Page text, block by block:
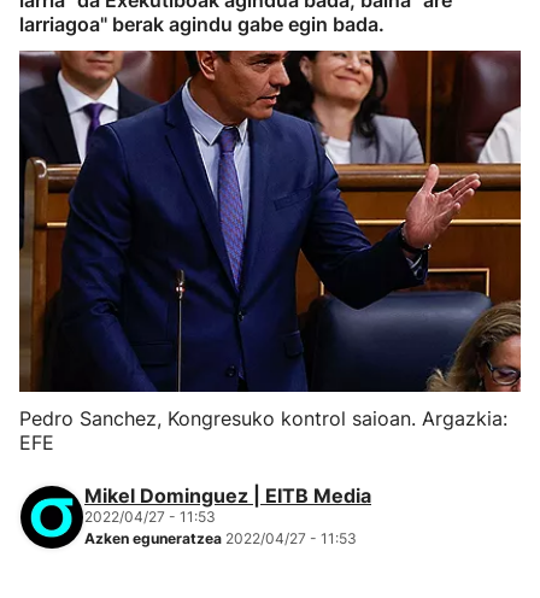
larriagoa" berak agindu gabe egin bada.
Pedro Sanchez, Kongresuko kontrol saioan. Argazkia:
EFE
Mikel Dominguez | EITB Media
2022/04/27 - 11:53
Azken eguneratzea 2022/04/27 - 11:53